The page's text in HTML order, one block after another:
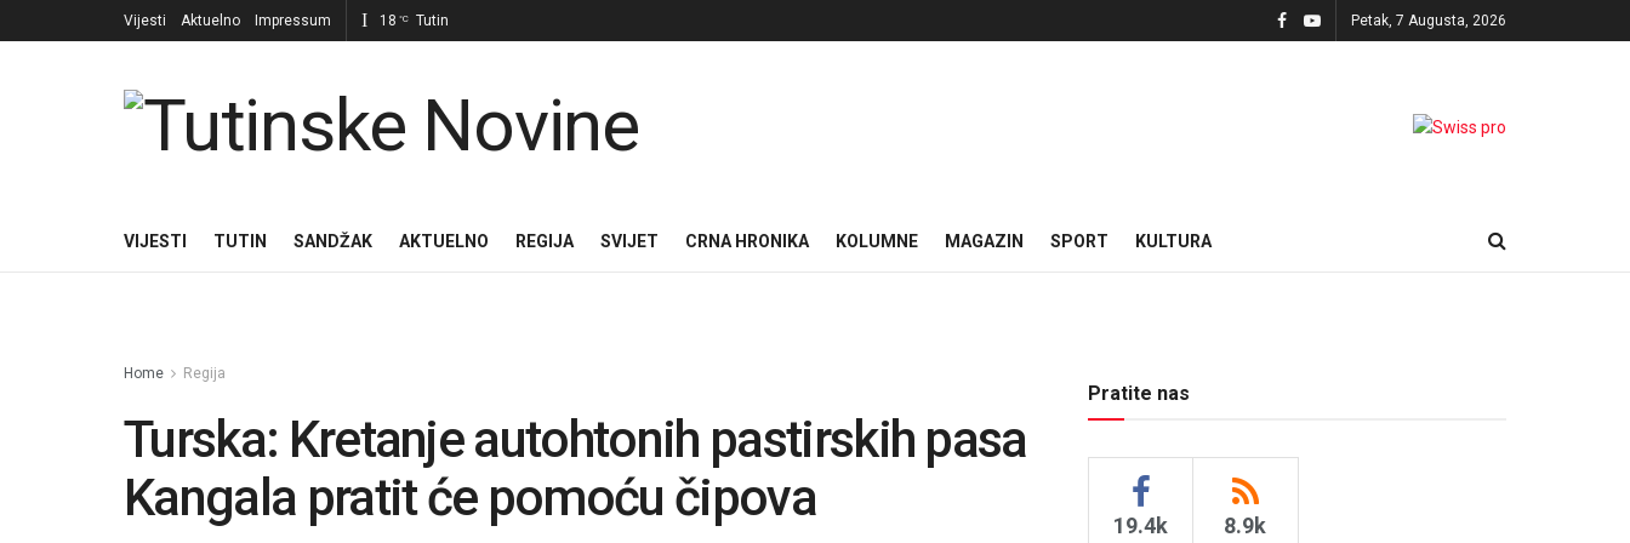
Vijesti Aktuelno Impressum 18 °C Tutin Petak, 7 Augusta, 2026
VIJESTI TUTIN SANDŽAK AKTUELNO REGIJA SVIJET CRNA HRONIKA KOLUMNE MAGAZIN SPORT KULTURA
Home Regija
Turska: Kretanje autohtonih pastirskih pasa
Kangala pratit će pomoću čipova
Pratite nas
19.4k 8.9k